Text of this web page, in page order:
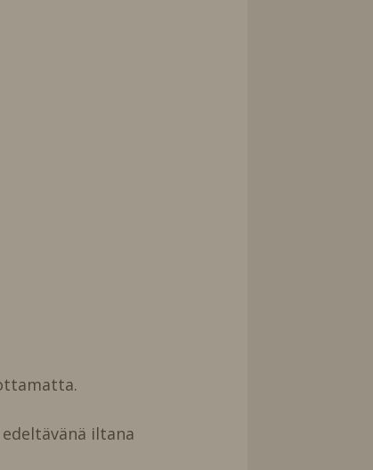
iltana